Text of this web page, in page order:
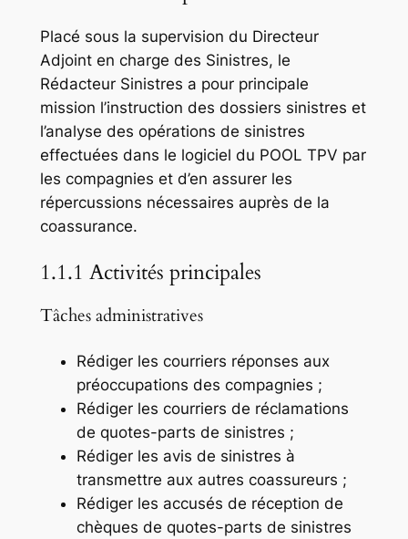
Placé sous la supervision du Directeur
Adjoint en charge des Sinistres, le
Rédacteur Sinistres a pour principale
mission l’instruction des dossiers sinistres et
l’analyse des opérations de sinistres
effectuées dans le logiciel du POOL TPV par
les compagnies et d’en assurer les
répercussions nécessaires auprès de la
coassurance.
1.1.1 Activités principales
Tâches administratives
Rédiger les courriers réponses aux
préoccupations des compagnies ;
Rédiger les courriers de réclamations
de quotes-parts de sinistres ;
Rédiger les avis de sinistres à
transmettre aux autres coassureurs ;
Rédiger les accusés de réception de
chèques de quotes-parts de sinistres